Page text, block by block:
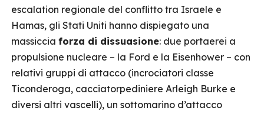
escalation regionale del conflitto tra Israele e
Hamas, gli Stati Uniti hanno dispiegato una
massiccia forza di dissuasione: due portaerei a
propulsione nucleare – la Ford e la Eisenhower – con
relativi gruppi di attacco (incrociatori classe
Ticonderoga, cacciatorpediniere Arleigh Burke e
diversi altri vascelli), un sottomarino d’attacco